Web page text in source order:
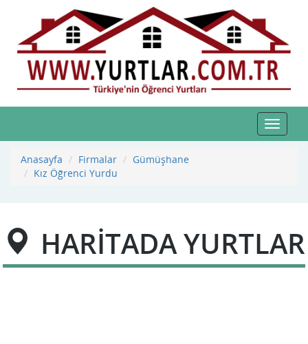
Toggle
Anasayfa
Firmalar
Gümüşhane
Kız Öğrenci Yurdu
HARİTADA YURTLAR